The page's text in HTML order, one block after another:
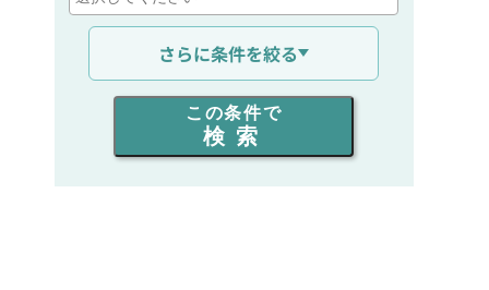
通信距離を選ぶ
出力を選ぶ
同時通話人数を選ぶ
さらに条件を絞る
この条件で
検索